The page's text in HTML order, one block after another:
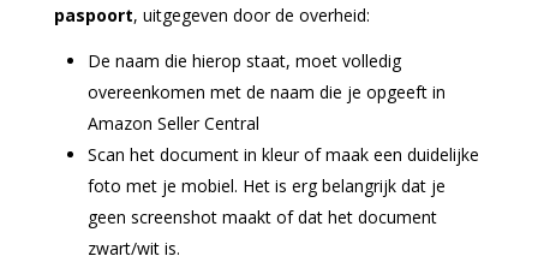
paspoort, uitgegeven door de overheid:
De naam die hierop staat, moet volledig
overeenkomen met de naam die je opgeeft in
Amazon Seller Central
Scan het document in kleur of maak een duidelijke
foto met je mobiel. Het is erg belangrijk dat je
geen screenshot maakt of dat het document
zwart/wit is.